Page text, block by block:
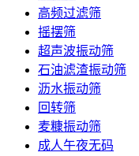
高频过滤筛
摇摆筛
超声波振动筛
石油滤渣振动筛
沥水振动筛
回转筛
麦糠振动筛
成人午夜无码